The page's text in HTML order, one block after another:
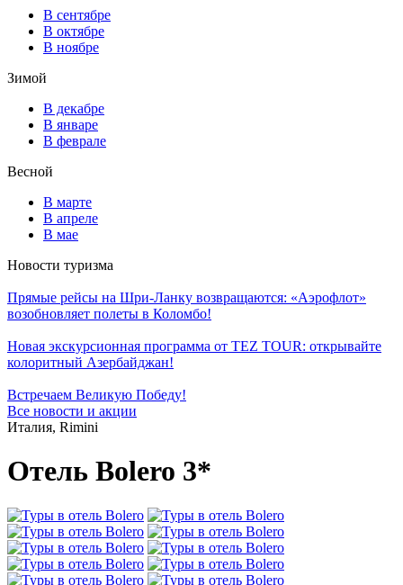
В сентябре
В октябре
В ноябре
Зимой
В декабре
В январе
В феврале
Весной
В марте
В апреле
В мае
Новости туризма
Прямые рейсы на Шри-Ланку возвращаются: «Аэрофлот»
возобновляет полеты в Коломбо!
Новая экскурсионная программа от TEZ TOUR: открывайте
колоритный Азербайджан!
Встречаем Великую Победу!
Все новости и акции
Италия, Rimini
Отель Bolero 3*